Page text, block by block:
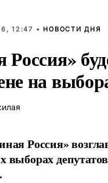
12:47 • НОВОСТИ ДНЯ
Россия»
на
Россия»
выборах